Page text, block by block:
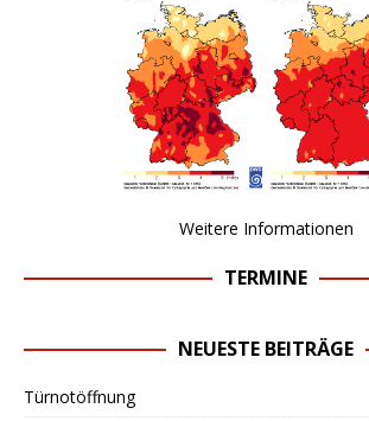
Weitere Informationen
TERMINE
NEUESTE BEITRÄGE
Türnotöffnung